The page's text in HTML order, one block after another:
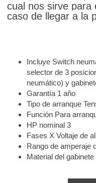
cual nos sirve para
caso de llegar a la
Incluye Switch
selector de 3
neumático) y
Garantía 1 año
Tipo de arranque
Función Para
HP nominal 3
Fases X Voltaje de
Rango de amperaje
Material del